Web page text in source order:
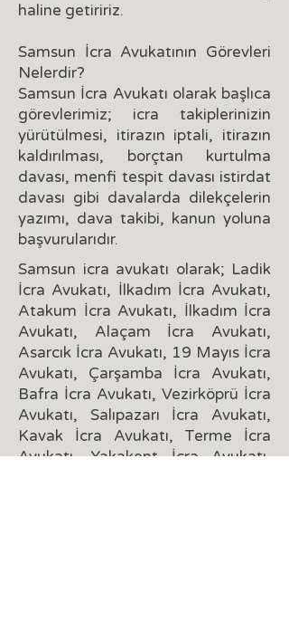
haline getiririz.
Samsun İcra Avukatının Görevleri
Nelerdir?
Samsun İcra Avukatı olarak başlıca
görevlerimiz; icra takiplerinizin
yürütülmesi, itirazın iptali, itirazın
kaldırılması, borçtan kurtulma
davası, menfi tespit davası istirdat
davası gibi davalarda dilekçelerin
yazımı, dava takibi, kanun yoluna
başvurularıdır.
Samsun icra avukatı olarak; Ladik
İcra Avukatı, İlkadım İcra Avukatı,
Atakum İcra Avukatı, İlkadım İcra
Avukatı, Alaçam İcra Avukatı,
Asarcık İcra Avukatı, 19 Mayıs İcra
Avukatı, Çarşamba İcra Avukatı,
Bafra İcra Avukatı, Vezirköprü İcra
Avukatı, Salıpazarı İcra Avukatı,
Kavak İcra Avukatı, Terme İcra
Avukatı, Yakakent İcra Avukatı,